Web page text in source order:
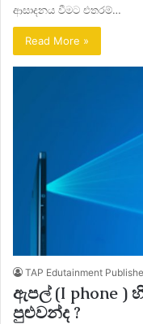
ආසාදනය වීමට එතරම්…
Read More »
TAP Edutainment
ඇපල් (I phone )
පුළුවන්ද ?